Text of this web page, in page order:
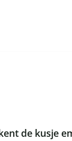
de kusje